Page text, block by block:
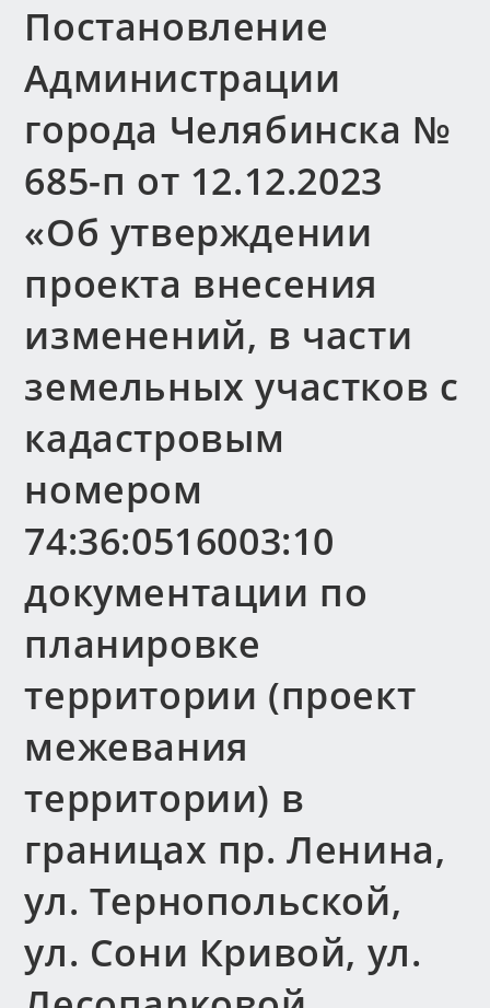
Постановление
Администрации
города Челябинска №
685-п от 12.12.2023
«Об утверждении
проекта внесения
изменений, в части
земельных участков с
кадастровым
номером
74:36:0516003:10
документации по
планировке
территории (проект
межевания
территории) в
границах пр. Ленина,
ул. Тернопольской,
ул. Сони Кривой, ул.